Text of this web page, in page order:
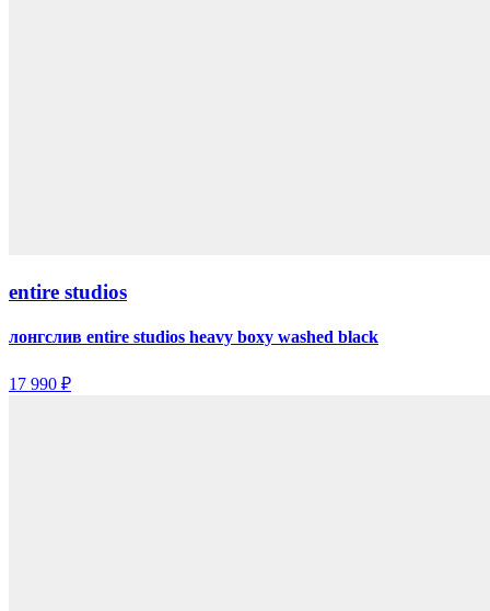
entire studios
лонгслив entire studios heavy boxy washed black
17 990 ₽